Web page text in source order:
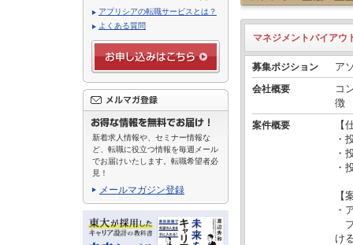
アプリシアの転職サービスとは？
よくある質問
新着求人情報や、セミナー情報な
ど、転職に役立つ情報を毎週メール
でお届けいたします。転職希望者必
見！
メールマガジン登録
マネジメントバイアウ
募集ポジション ア
会社概要
コ
徴
案件概要
【
・
・
・
【
・
け